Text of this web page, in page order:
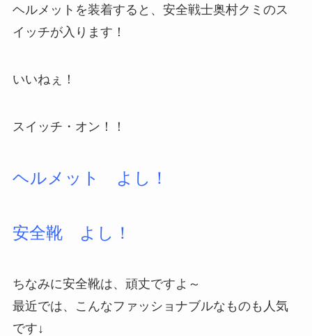
ヘルメットを装着すると、安全戦士奥村クミのス
イッチが入ります！
いいねぇ！
スイッチ・オン！！
ヘルメット よし！
安全靴 よし！
ちなみに安全靴は、頑丈ですよ～
最近では、こんなファッショナブルなものも人気
です↓